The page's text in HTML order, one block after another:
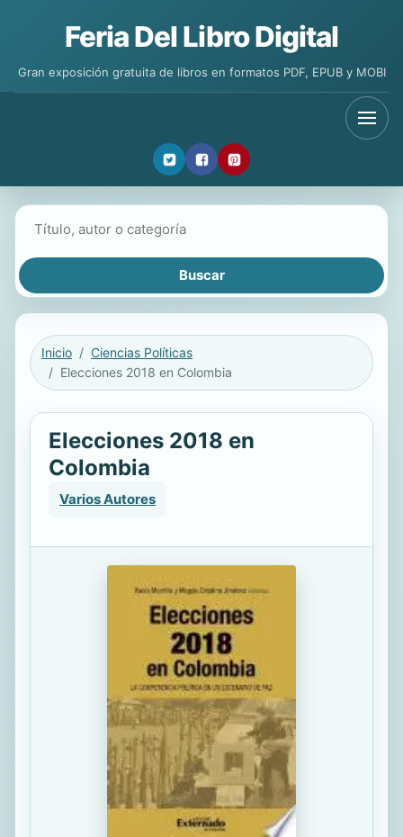
Feria Del Libro Digital
Gran exposición gratuita de libros en formatos PDF, EPUB y MOBI
Inicio
Ciencias Políticas
Elecciones 2018 en Colombia
Elecciones 2018 en
Colombia
Varios Autores